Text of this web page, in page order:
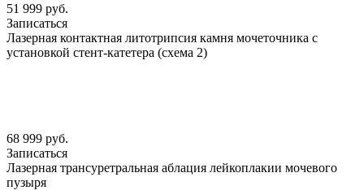
51 999 руб.
Записаться
Лазерная контактная литотрипсия камня мочеточника с
установкой стент-катетера (схема 2)
68 999 руб.
Записаться
Лазерная трансуретральная аблация лейкоплакии мочевого
пузыря